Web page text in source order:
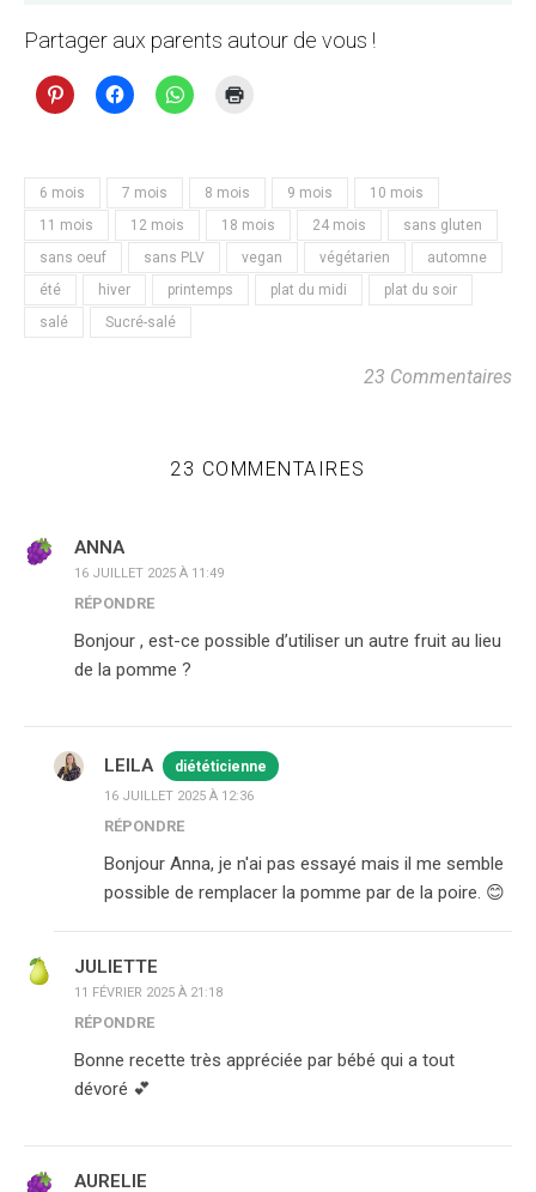
Partager aux parents autour de vous !
6 mois 7 mois 8 mois 9 mois
10 mois
11 mois
12 mois 18 mois 24 mois
sans gluten
sans oeuf
sans PLV vegan végétarien
automne
été
hiver printemps plat du midi
plat du soir
salé
Sucré-salé
23 Commentaires
23 COMMENTAIRES
ANNA
16 JUILLET 2025 À 11:49
RÉPONDRE
Bonjour , est-ce possible d’utiliser un autre fruit au lieu
de la pomme ?
LEILA diététicienne
16 JUILLET 2025 À 12:36
RÉPONDRE
Bonjour Anna, je n'ai pas essayé mais il me semble
possible de remplacer la pomme par de la poire. 😊
JULIETTE
11 FÉVRIER 2025 À 21:18
RÉPONDRE
Bonne recette très appréciée par bébé qui a tout
dévoré 💕
AURELIE